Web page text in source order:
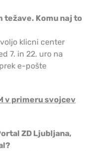
težave. Komu naj to
klicni center
7. in 22. uro na
e-pošte
v primeru svojcev
ZD Ljubljana,